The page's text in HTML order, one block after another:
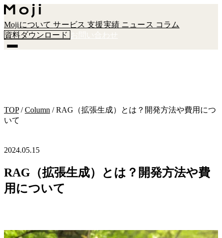
Mojiについてサービス支援実績 ニュース コラム
資料ダウンロード
TOP / Column / RAG（拡張生成）とは？開発方法や費用につ
いて
2024.05.15
RAG（拡張生成）とは？開発方法や費
用について